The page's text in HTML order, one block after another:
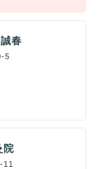
春
5
院
11